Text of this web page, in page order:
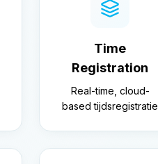
Time
Registration
Real-time, cloud-
based tijdsregistratie